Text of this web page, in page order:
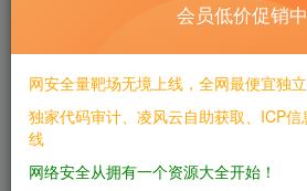
https://github.com/r4j0x00/exploits/
16040 ![](/static/pwnwiki/img/
文章版权归作者所有，未经允许请勿转载。
会员低价促销
网安全量靶场无境上线，全网最便宜独
独家代码审计、凌风云自助获取、ICP
线
网络安全从拥有一个资源大全开始！